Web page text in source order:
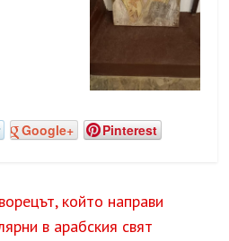
Google+ Pinterest
който направи
в арабския свят